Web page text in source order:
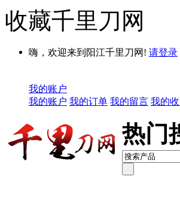
收藏千里刀网
嗨，欢迎来到阳江千里刀网! 请登录
我的账户
我的账户 我的订单 我的留言 我的
热门